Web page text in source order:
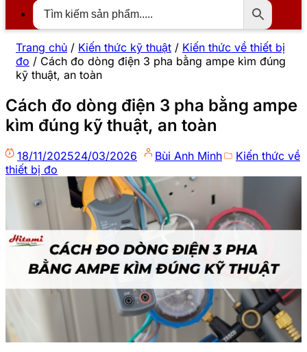
Trang chủ / Kiến thức kỹ thuật / Kiến thức về thiết bị
đo / Cách đo dòng điện 3 pha bằng ampe kìm đúng
kỹ thuật, an toàn
Cách đo dòng điện 3 pha bằng ampe
kìm đúng kỹ thuật, an toàn
18/11/202524/03/2026 Bùi Anh Minh
Kiến thức về
thiết bị đo